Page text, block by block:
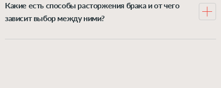
имуществе. А вот всё, что каждый имел до
регистрации отношений либо получил после неё в
Какие есть способы расторжения брака и от чего
зависит выбор между ними?
суд. Выбор варианта зависит от нескольких факторов: